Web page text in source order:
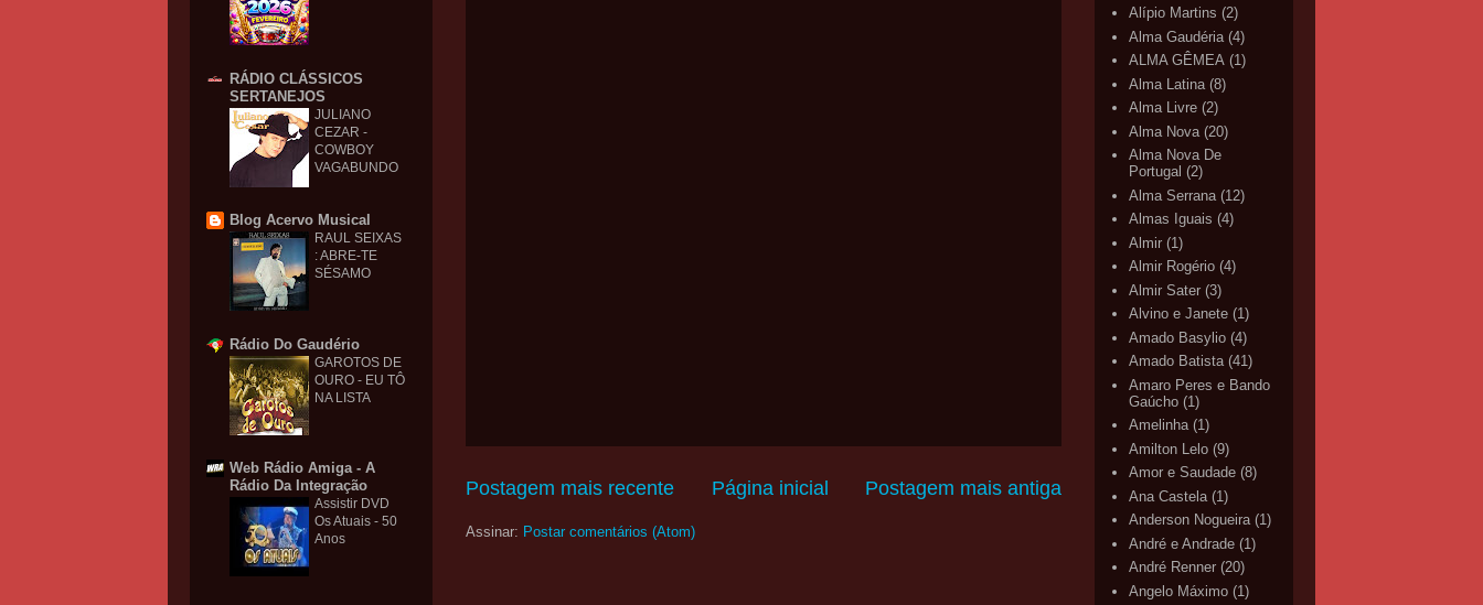
Postagem mais recente Postagem mais antiga
Página inicial
Assinar: Postar comentários (Atom)
RÁDIO CLÁSSICOS
SERTANEJOS
JULIANO
CEZAR -
COWBOY
VAGABUNDO
Blog Acervo Musical
RAUL SEIXAS
: ABRE-TE
SÉSAMO
Rádio Do Gaudério
GAROTOS DE
OURO - EU TÔ
NA LISTA
Web Rádio Amiga - A
Rádio Da Integração
Assistir DVD
Os Atuais - 50
Anos
Alípio Martins (2)
Alma Gaudéria (4)
ALMA GÊMEA (1)
Alma Latina (8)
Alma Livre (2)
Alma Nova (20)
Alma Nova De
Portugal (2)
Alma Serrana (12)
Almas Iguais (4)
Almir (1)
Almir Rogério (4)
Almir Sater (3)
Alvino e Janete (1)
Amado Basylio (4)
Amado Batista (41)
Amaro Peres e Bando
Gaúcho (1)
Amelinha (1)
Amilton Lelo (9)
Amor e Saudade (8)
Ana Castela (1)
Anderson Nogueira (1)
André e Andrade (1)
André Renner (20)
Angelo Máximo (1)